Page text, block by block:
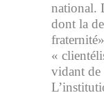
national.
dont la
«
vidant de